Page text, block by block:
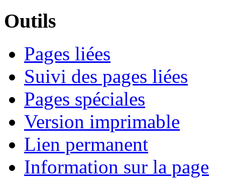
Outils
Pages liées
Suivi des pages liées
Pages spéciales
Version imprimable
Lien permanent
Information sur la page